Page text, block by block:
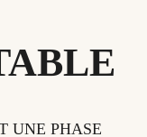
UNE PHASE